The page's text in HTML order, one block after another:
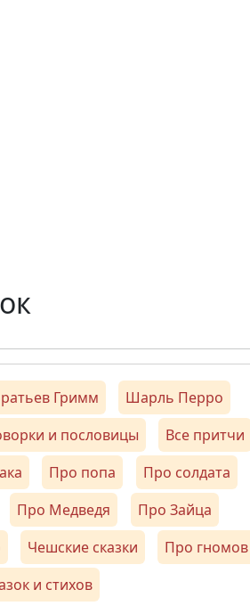
Гримм
Шарль Перро
и пословицы
Все притчи
Про попа
Про солдата
Про Медведя
Про Зайца
Чешские сказки
Про гномов
и стихов